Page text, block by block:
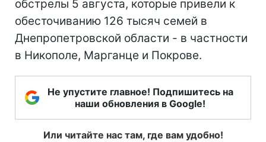
обстрелы 5 августа, которые привели к
обесточиванию 126 тысяч семей в
Днепропетровской области - в частности
в Никополе, Марганце и Покрове.
Не упустите главное! Подпишитесь на
наши обновления в Google!
Или читайте нас там, где вам удобно!